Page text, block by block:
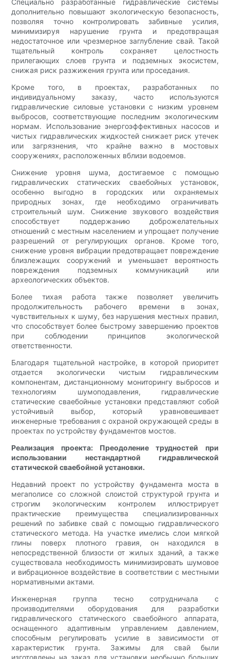
Специально разработанные гидравлические системы
дополнительно повышают экологическую безопасность,
позволяя точно контролировать забивные усилия,
минимизируя нарушение грунта и предотвращая
недостаточное или чрезмерное заглубление свай. Такой
тщательный контроль сохраняет целостность
прилегающих слоев грунта и подземных экосистем,
снижая риск разжижения грунта или проседания.
Кроме того, в проектах, разработанных по
индивидуальному заказу, часто используются
гидравлические силовые установки с низким уровнем
выбросов, соответствующие последним экологическим
нормам. Использование энергоэффективных насосов и
чистых гидравлических жидкостей снижает риск утечек
или загрязнения, что крайне важно в мостовых
сооружениях, расположенных вблизи водоемов.
Снижение уровня шума, достигаемое с помощью
гидравлических статических сваебойных установок,
особенно выгодно в городских или охраняемых
природных зонах, где необходимо ограничивать
строительный шум. Снижение звукового воздействия
способствует поддержанию доброжелательных
отношений с местным населением и упрощает получение
разрешений от регулирующих органов. Кроме того,
снижение уровня вибрации предотвращает повреждение
близлежащих сооружений и уменьшает вероятность
повреждения подземных коммуникаций или
археологических объектов.
Более тихая работа также позволяет увеличить
продолжительность рабочего времени в зонах,
чувствительных к шуму, без нарушения местных правил,
что способствует более быстрому завершению проектов
при соблюдении принципов экологической
ответственности.
Благодаря тщательной настройке, в которой приоритет
отдается экологически чистым гидравлическим
компонентам, дистанционному мониторингу выбросов и
технологиям шумоподавления, гидравлические
статические сваебойные установки представляют собой
устойчивый выбор, который уравновешивает
инженерные требования с охраной окружающей среды в
проектах по устройству фундаментов мостов.
Реализация проекта: Преодоление трудностей при
использовании нестандартной гидравлической
статической сваебойной установки.
Недавний проект по устройству фундамента моста в
мегаполисе со сложной слоистой структурой грунта и
строгим экологическим контролем иллюстрирует
практические преимущества специализированных
решений по забивке свай с помощью гидравлического
статического метода. На участке имелись слои мягкой
глины поверх плотного гравия, он находился в
непосредственной близости от жилых зданий, а также
существовала необходимость минимизировать шумовое
и вибрационное воздействие в соответствии с местными
нормативными актами.
Инженерная группа тесно сотрудничала с
производителями оборудования для разработки
гидравлического статического сваебойного аппарата,
оснащенного адаптивным управлением давлением,
способным регулировать усилие в зависимости от
характеристик грунта. Зажимы для свай были